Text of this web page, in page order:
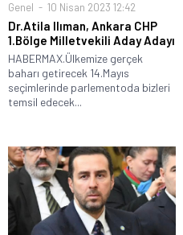
Genel 10 Nisan 2023 12:42
Dr.Atila Ilıman, Ankara CHP
1.Bölge Milletvekili Aday Adayı
HABERMAX.Ülkemize gerçek
baharı getirecek 14.Mayıs
seçimlerinde parlementoda bizleri
temsil edecek...